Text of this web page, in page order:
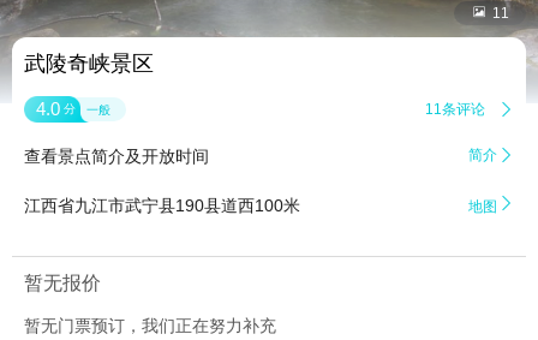
 11
武陵奇峡景区
4.0 分 一般 11条评论 
查看景点简介及开放时间 简介 
江西省九江市武宁县190县道西100米 地图 
暂无报价
暂无门票预订，我们正在努力补充